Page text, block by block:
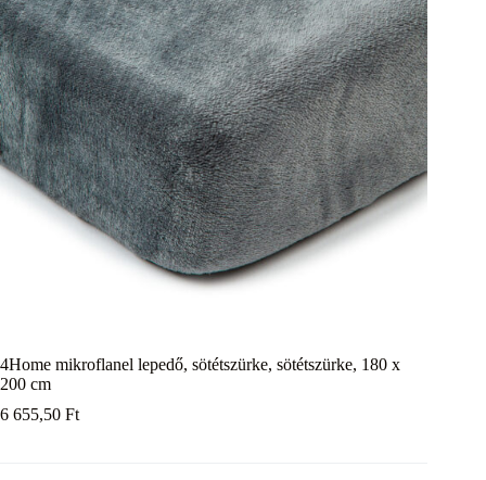
4Home mikroflanel lepedő, sötétszürke, sötétszürke, 180 x
200 cm
6 655,50 Ft